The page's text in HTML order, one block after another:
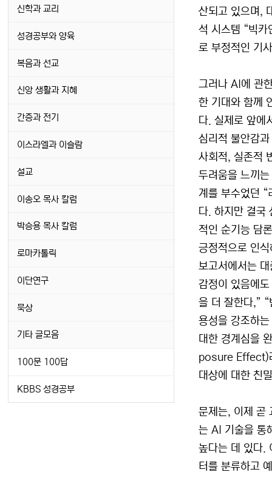
산되고 있으며,
석 시스템 “빅
로 부정적인 기
그러나 AI에 관
한 기대와 함께
다. 실제로 앞에
심리적 불안감
사회적, 실존적
두려움을 느끼
계를 부수었던
다. 하지만 결국
적인 순기능 담
긍정적으로 인
보고서에서는
감정이 있음에
을 더 잘한다,”
용성을 강조하
대한 경계심을
posure Effect)
대상에 대한 친
문제는, 이제 곧
는 AI 기술을 통
높다는 데 있다.
터를 분류하고
신학과 교리
성경공부와 양육
복음과 선교
신앙 생활과 지혜
간증과 전기
이스라엘과 이슬람
설교
이송오 목사 칼럼
박승용 목사 칼럼
로마카톨릭
이단연구
묵상
기타 글모음
100문 100답
KBBS 성경공부